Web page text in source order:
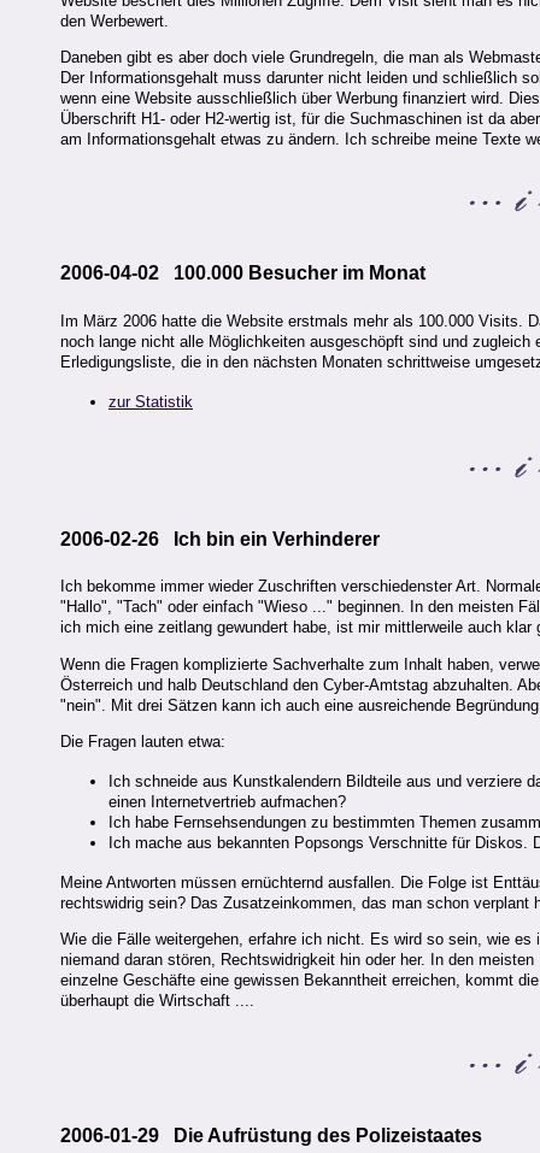
den Werbewert.
Daneben gibt es aber doch viele Grundregeln, die man als
Der Informationsgehalt muss darunter nicht leiden und schließlich
wenn eine Website ausschließlich über Werbung finanziert wird.
Überschrift H1- oder H2-wertig ist, für die Suchmaschinen ist da
am Informationsgehalt etwas zu ändern. Ich schreibe meine Texte
2006-04-02 100.000 Besucher im Monat
Im März 2006 hatte die Website erstmals mehr als 100.000 Visits.
noch lange nicht alle Möglichkeiten ausgeschöpft sind und
Erledigungsliste, die in den nächsten Monaten schrittweise
zur Statistik
2006-02-26 Ich bin ein Verhinderer
Ich bekomme immer wieder Zuschriften verschiedenster Art.
"Hallo", "Tach" oder einfach "Wieso ..." beginnen. In den meisten
ich mich eine zeitlang gewundert habe, ist mir mittlerweile auch klar
Wenn die Fragen komplizierte Sachverhalte zum Inhalt haben,
Österreich und halb Deutschland den Cyber-Amtstag abzuhalten.
"nein". Mit drei Sätzen kann ich auch eine ausreichende
Die Fragen lauten etwa:
Ich schneide aus Kunstkalendern Bildteile aus und verziere
einen Internetvertrieb aufmachen?
Ich habe Fernsehsendungen zu bestimmten Themen
Ich mache aus bekannten Popsongs Verschnitte für
Meine Antworten müssen ernüchternd ausfallen. Die Folge ist
rechtswidrig sein? Das Zusatzeinkommen, das man schon
Wie die Fälle weitergehen, erfahre ich nicht. Es wird so sein, wie
niemand daran stören, Rechtswidrigkeit hin oder her. In den
einzelne Geschäfte eine gewissen Bekanntheit erreichen, kommt
überhaupt die Wirtschaft ....
2006-01-29 Die Aufrüstung des Polizeistaates